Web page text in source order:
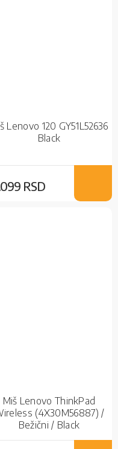
Lenovo 120 GY51L52636
Black
RSD
Miš Lenovo ThinkPad
(4X30M56887) /
Bežični / Black